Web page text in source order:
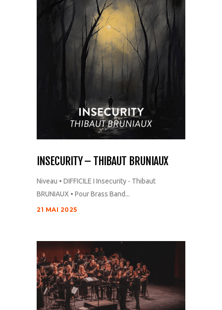
INSECURITY – THIBAUT BRUNIAUX
Niveau • DIFFICILE I Insecurity - Thibaut
BRUNIAUX • Pour Brass Band...
21 MAI 2025